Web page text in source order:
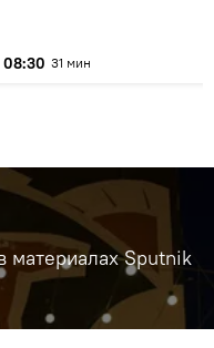
08:30 31 мин
материалах Sputnik